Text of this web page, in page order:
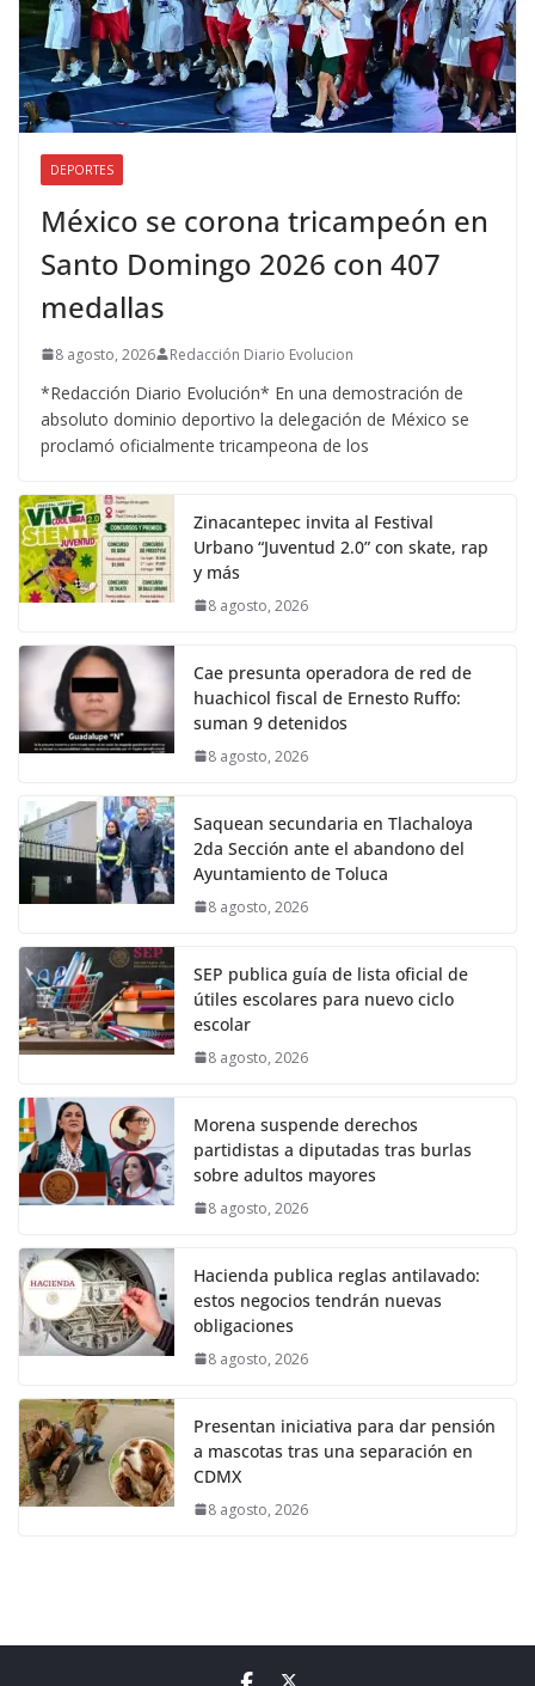
DEPORTES
México se corona tricampeón en
Santo Domingo 2026 con 407
medallas
8 agosto, 2026 Redacción Diario Evolucion
*Redacción Diario Evolución* En una demostración de
absoluto dominio deportivo la delegación de México se
proclamó oficialmente tricampeona de los
Zinacantepec invita al Festival
Urbano “Juventud 2.0” con skate, rap
y más
8 agosto, 2026
Cae presunta operadora de red de
huachicol fiscal de Ernesto Ruffo:
suman 9 detenidos
8 agosto, 2026
Saquean secundaria en Tlachaloya
2da Sección ante el abandono del
Ayuntamiento de Toluca
8 agosto, 2026
SEP publica guía de lista oficial de
útiles escolares para nuevo ciclo
escolar
8 agosto, 2026
Morena suspende derechos
partidistas a diputadas tras burlas
sobre adultos mayores
8 agosto, 2026
Hacienda publica reglas antilavado:
estos negocios tendrán nuevas
obligaciones
8 agosto, 2026
Presentan iniciativa para dar pensión
a mascotas tras una separación en
CDMX
8 agosto, 2026